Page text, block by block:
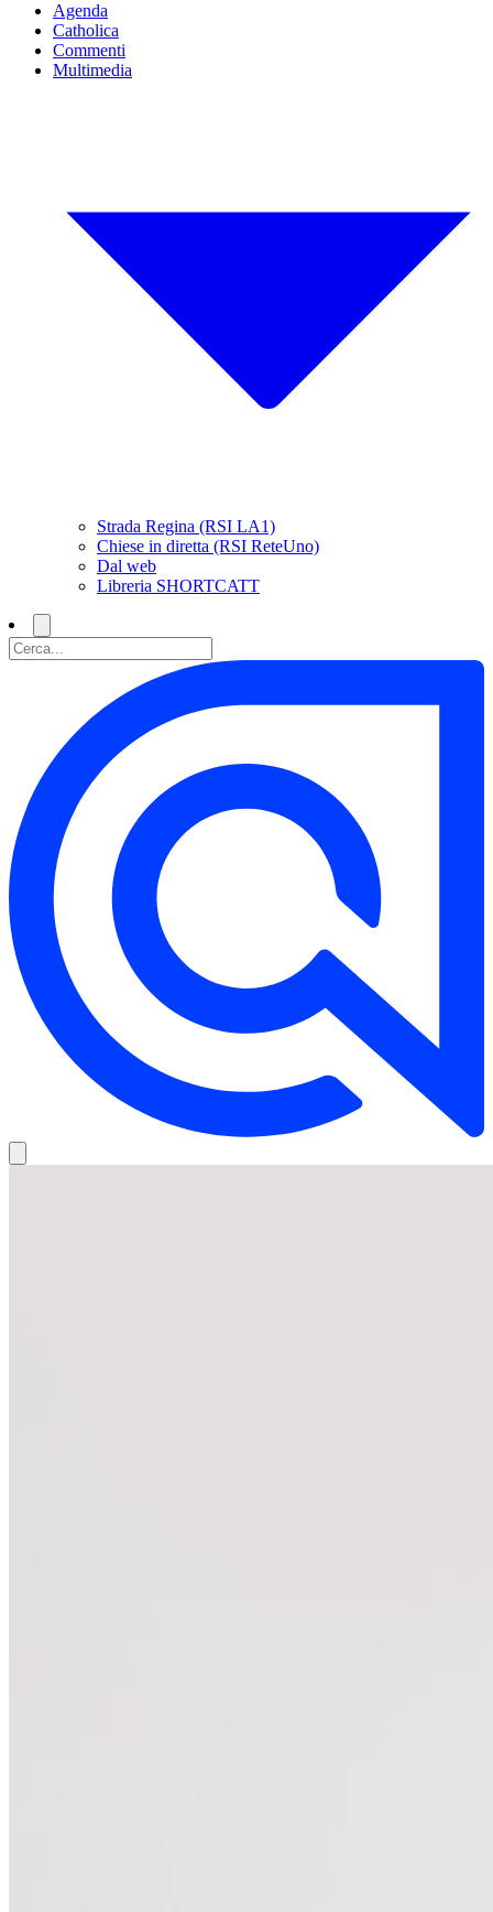
Agenda
Catholica
Commenti
Multimedia
Strada Regina (RSI LA1)
Chiese in diretta (RSI ReteUno)
Dal web
Libreria SHORTCATT